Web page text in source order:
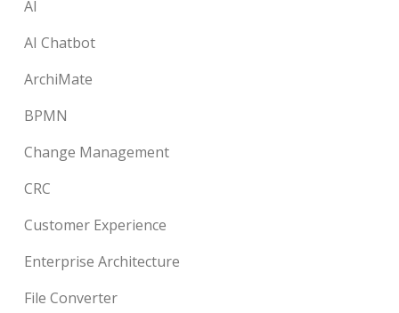
AI
AI Chatbot
ArchiMate
BPMN
Change Management
CRC
Customer Experience
Enterprise Architecture
File Converter